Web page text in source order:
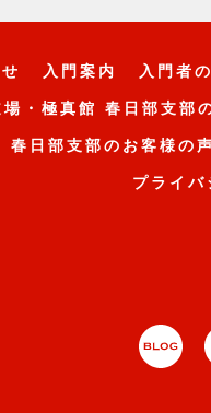
入門案内 入門者
・極真館 春日部支部
春日部支部のお客様の声
プライバ